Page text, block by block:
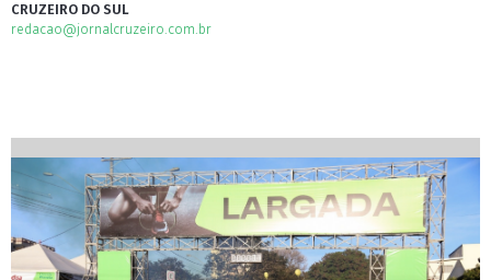
CRUZEIRO DO SUL
redacao@jornalcruzeiro.com.br